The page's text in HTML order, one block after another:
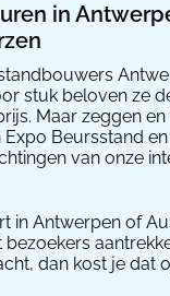
in
stuk beloven ze
Maar zeggen
Expo Beursstand
van onze
in Antwerpen of
bezoekers
dan kost je dat